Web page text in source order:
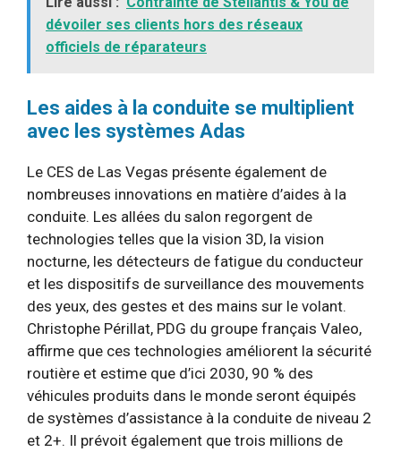
dévoiler ses clients hors des réseaux
officiels de réparateurs
Les aides à la conduite se multiplient
avec les systèmes Adas
Le CES de Las Vegas présente également de
nombreuses innovations en matière d’aides à la
conduite. Les allées du salon regorgent de
technologies telles que la vision 3D, la vision
nocturne, les détecteurs de fatigue du conducteur
et les dispositifs de surveillance des mouvements
des yeux, des gestes et des mains sur le volant.
Christophe Périllat, PDG du groupe français Valeo,
affirme que ces technologies améliorent la sécurité
routière et estime que d’ici 2030, 90 % des
véhicules produits dans le monde seront équipés
de systèmes d’assistance à la conduite de niveau 2
et 2+. Il prévoit également que trois millions de